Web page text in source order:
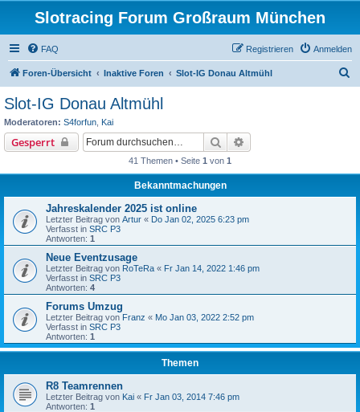
Slotracing Forum Großraum München
FAQ Anmelden
Registrieren
Foren-Übersicht Inaktive Foren Slot-IG Donau Altmühl
Slot-IG Donau Altmühl
Moderatoren: S4forfun Kai
Gesperrt Suche
41 Themen • Seite 1 von 1
Bekanntmachungen
Jahreskalender 2025 ist online
Letzter Beitrag von Artur « Do Jan 02, 2025 6:23 pm
Verfasst in SRC P3
Antworten: 1
Neue Eventzusage
Letzter Beitrag von RoTeRa « Fr Jan 14, 2022 1:46 pm
Verfasst in SRC P3
Antworten: 4
Forums Umzug
Letzter Beitrag von Franz « Mo Jan 03, 2022 2:52 pm
Verfasst in SRC P3
Antworten: 1
Themen
R8 Teamrennen
Letzter Beitrag von Kai « Fr Jan 03, 2014 7:46 pm
Antworten: 1